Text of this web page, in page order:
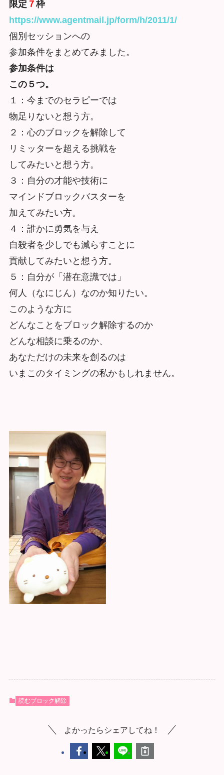
限定 ７枠
https://www.agentmail.jp/form/h/2011/1/
個別セッションへの
参加条件をまとめてみました。
参加条件は
この５つ。
１：今までのセラピーでは
物足りないと想う方。
２：心のブロックを解除して
リミッターを超える挑戦を
してみたいと想う方。
３： 自分の才能や技術に
マインドブロックバスターを
加えてみたい方。
４：誰かに勇気を与え
自殺者を少しでも減らすことに
貢献してみたいと想う方。
５：自分が「潜在意識では」
何人（なにじん）なのか知りたい。
このような方に
どんなことをブロック解除するのか
どんな相談に乗るのか、
あなただけの未来を創るのは
いまこのタイミングの私かもしれません。
読むブロック解除
よかったらシェアしてね！